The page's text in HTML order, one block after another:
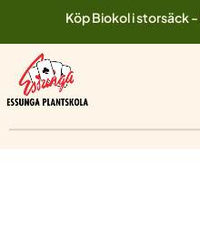
innehåll
Köp Biokol i storsäck